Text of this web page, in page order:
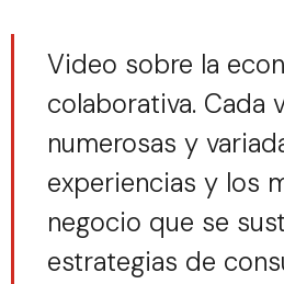
Video sobre la
colaborativa. Cada
numerosas y
experiencias y los
negocio que se
estrategias de